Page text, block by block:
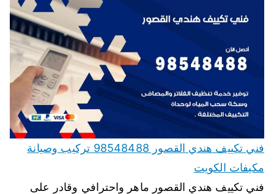
فني تكييف هندي القصور 98548488 تركيب وصيانة
مكيفات الكويت
فني تكييف هندي القصور ماهر واحترافي وقادر على